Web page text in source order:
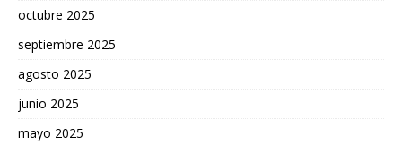
octubre 2025
septiembre 2025
agosto 2025
junio 2025
mayo 2025